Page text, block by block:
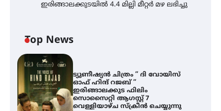
ഇരിങ്ങാലക്കുടയിൽ 4.4 മില്ലി മീറ്റർ മഴ ലഭിച്ചു
Top News
ട്യുണീഷ്യൻ ചിത്രം ” ദി വോയിസ്
ഓഫ് ഹിന്ദ് റജബ് ”
ഇരിങ്ങാലക്കുട ഫിലിം
സൊസൈറ്റി ആഗസ്റ്റ് 7
വെള്ളിയാഴ്ച സ്‌ക്രീൻ ചെയ്യുന്നു